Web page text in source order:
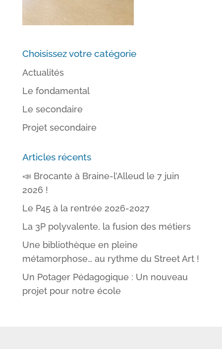
Choisissez votre catégorie
Actualités
Le fondamental
Le secondaire
Projet secondaire
Articles récents
📣 Brocante à Braine-l’Alleud le 7 juin
2026 !
Le P45 à la rentrée 2026-2027
La 3P polyvalente, la fusion des métiers
Une bibliothèque en pleine
métamorphose… au rythme du Street Art !
Un Potager Pédagogique : Un nouveau
projet pour notre école